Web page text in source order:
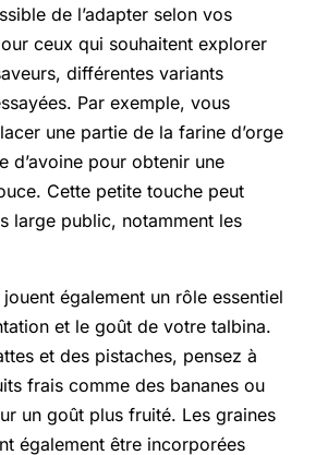
de l’adapter selon vos
ceux qui souhaitent explorer
différentes variants
Par exemple, vous
une partie de la farine d’orge
d’avoine pour obtenir une
Cette petite touche peut
large public, notamment les
également un rôle essentiel
et le goût de votre talbina.
et des pistaches, pensez à
frais comme des bananes ou
un goût plus fruité. Les graines
également être incorporées